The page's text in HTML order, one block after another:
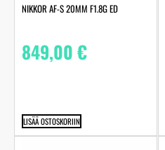
NIKKOR AF-S 20MM F1.8G ED
849,00€
LISÄÄ OSTOSKORIIN